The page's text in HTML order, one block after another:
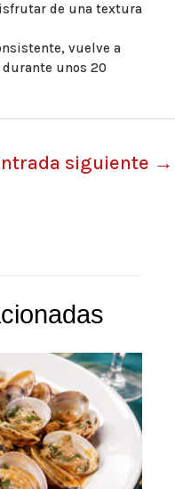
de una textura
vuelve a
unos 20
siguiente →